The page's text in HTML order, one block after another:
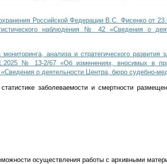
Российской Федерации В.С. Фисенко от
наблюдения № 42 «Сведения о
анализа и стратегического развития
№ 13-2/67 «Об изменениях, вносимых в
о деятельности Центра, бюро судебно-
заболеваемости и смертности
осуществления работы с архивными